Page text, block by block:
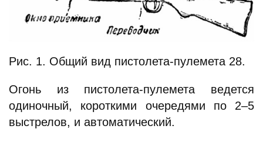
Рис. 1. Общий вид пистолета-пулемета 28.
Огонь из пистолета-пулемета ведется
одиночный, короткими очередями по 2–5
выстрелов, и автоматический.